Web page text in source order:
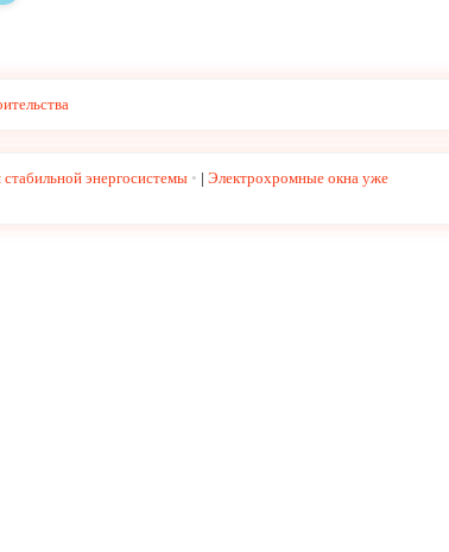
энергосистемы | Электрохромные окна уже